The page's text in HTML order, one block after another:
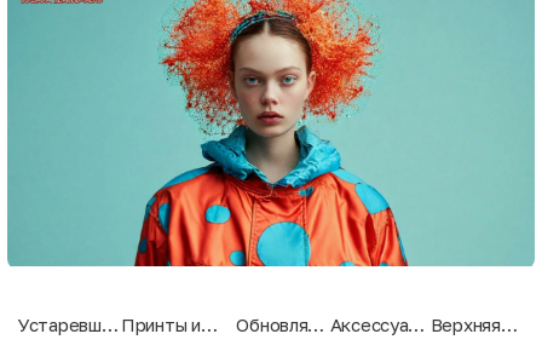
Устаревшие Принты и
Обновляем Аксессуары Верхняя